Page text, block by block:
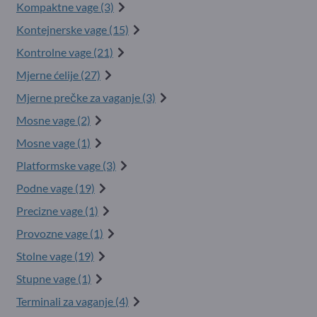
Kompaktne vage (3)
Kontejnerske vage (15)
Kontrolne vage (21)
Mjerne ćelije (27)
Mjerne prečke za vaganje (3)
Mosne vage (2)
Mosne vage (1)
Platformske vage (3)
Podne vage (19)
Precizne vage (1)
Provozne vage (1)
Stolne vage (19)
Stupne vage (1)
Terminali za vaganje (4)